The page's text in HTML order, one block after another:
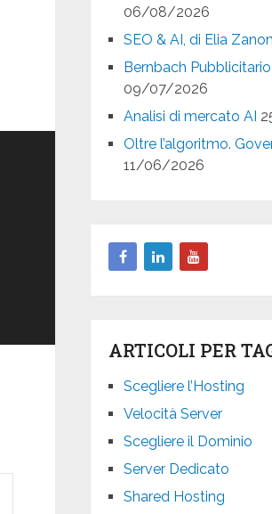
06/08/2026
SEO & AI, di Elia Zanon
Bernbach
09/07/2026
Analisi di mercato AI
Oltre l’algoritmo.
11/06/2026
ARTICOLI PER
Scegliere l’Hosting
Velocità Server
Scegliere il Dominio
Server Dedicato
Shared Hosting